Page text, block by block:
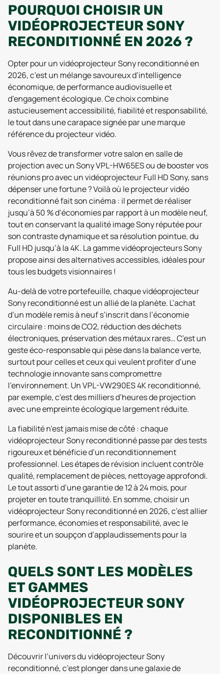
POURQUOI CHOISIR UN
VIDÉOPROJECTEUR SONY
RECONDITIONNÉ EN 2026 ?
Opter pour un vidéoprojecteur Sony reconditionné en
2026, c’est un mélange savoureux d’intelligence
économique, de performance audiovisuelle et
d’engagement écologique. Ce choix combine
astucieusement accessibilité, fiabilité et responsabilité,
le tout dans une carapace signée par une marque
référence du projecteur vidéo.
Vous rêvez de transformer votre salon en salle de
projection avec un Sony VPL-HW65ES ou de booster vos
réunions pro avec un vidéoprojecteur Full HD Sony, sans
dépenser une fortune ? Voilà où le projecteur vidéo
reconditionné fait son cinéma : il permet de réaliser
jusqu’à 50 % d’économies par rapport à un modèle neuf,
tout en conservant la qualité image Sony réputée pour
son contraste dynamique et sa résolution pointue, du
Full HD jusqu’à la 4K. La gamme vidéoprojecteurs Sony
propose ainsi des alternatives accessibles, idéales pour
tous les budgets visionnaires !
Au-delà de votre portefeuille, chaque vidéoprojecteur
Sony reconditionné est un allié de la planète. L’achat
d’un modèle remis à neuf s’inscrit dans l’économie
circulaire : moins de CO2, réduction des déchets
électroniques, préservation des métaux rares… C’est un
geste éco-responsable qui pèse dans la balance verte,
surtout pour celles et ceux qui veulent profiter d’une
technologie innovante sans compromettre
l’environnement. Un VPL-VW290ES 4K reconditionné,
par exemple, c’est des milliers d’heures de projection
avec une empreinte écologique largement réduite.
La fiabilité n’est jamais mise de côté : chaque
vidéoprojecteur Sony reconditionné passe par des tests
rigoureux et bénéficie d’un reconditionnement
professionnel. Les étapes de révision incluent contrôle
qualité, remplacement de pièces, nettoyage approfondi.
Le tout assorti d’une garantie de 12 à 24 mois, pour
projeter en toute tranquillité. En somme, choisir un
vidéoprojecteur Sony reconditionné en 2026, c’est allier
performance, économies et responsabilité, avec le
sourire et un soupçon d’applaudissements pour la
planète.
QUELS SONT LES MODÈLES
ET GAMMES
VIDÉOPROJECTEUR SONY
DISPONIBLES EN
RECONDITIONNÉ ?
Découvrir l’univers du vidéoprojecteur Sony
reconditionné, c’est plonger dans une galaxie de